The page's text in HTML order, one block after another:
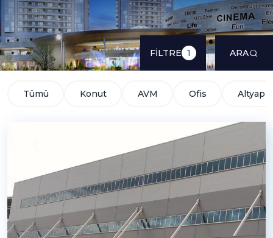
FİLTRE 1 ARA
Tümü Konut AVM Ofis Altyapı